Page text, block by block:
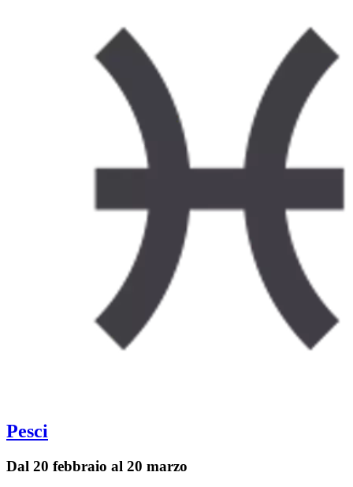
Pesci
Dal 20 febbraio al 20 marzo